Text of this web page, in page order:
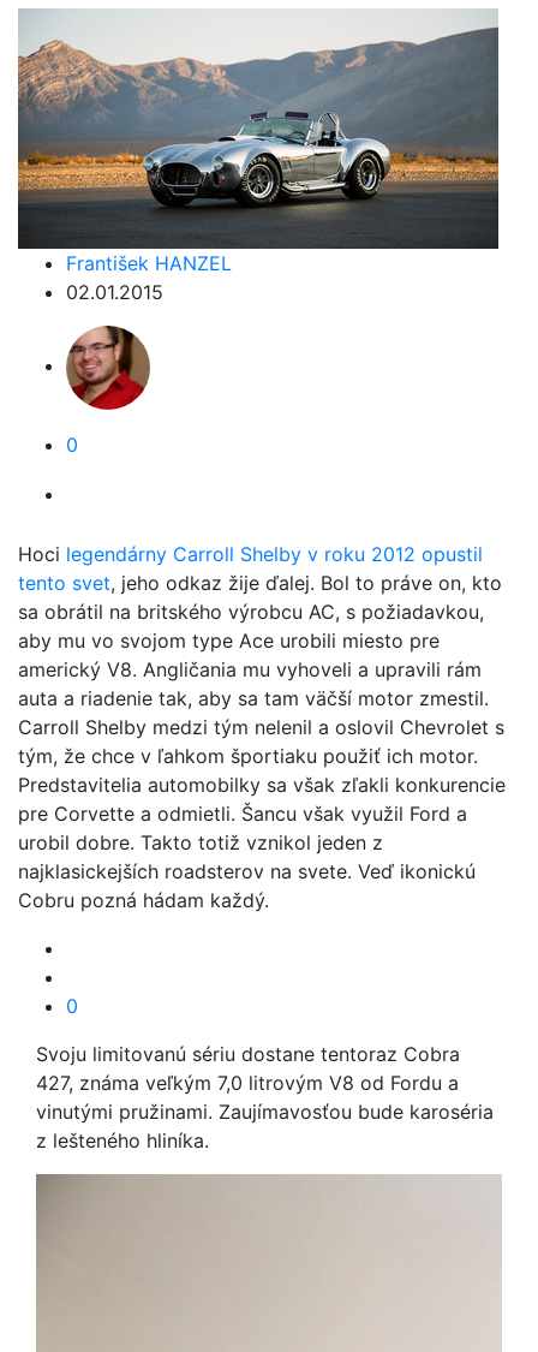
František HANZEL
02.01.2015
0
Hoci legendárny Carroll Shelby v roku 2012 opustil
tento svet, jeho odkaz žije ďalej. Bol to práve on, kto
sa obrátil na britského výrobcu AC, s požiadavkou,
aby mu vo svojom type Ace urobili miesto pre
americký V8. Angličania mu vyhoveli a upravili rám
auta a riadenie tak, aby sa tam väčší motor zmestil.
Carroll Shelby medzi tým nelenil a oslovil Chevrolet s
tým, že chce v ľahkom športiaku použiť ich motor.
Predstavitelia automobilky sa však zľakli konkurencie
pre Corvette a odmietli. Šancu však využil Ford a
urobil dobre. Takto totiž vznikol jeden z
najklasickejších roadsterov na svete. Veď ikonickú
Cobru pozná hádam každý.
0
Svoju limitovanú sériu dostane tentoraz Cobra
427, známa veľkým 7,0 litrovým V8 od Fordu a
vinutými pružinami. Zaujímavosťou bude karoséria
z lešteného hliníka.